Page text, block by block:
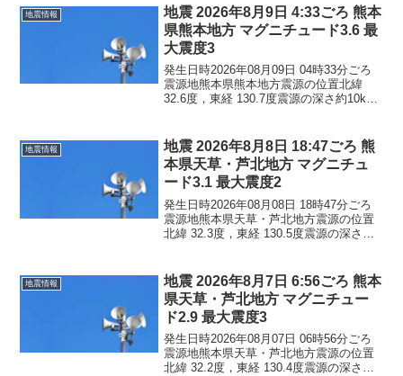
はありません。震度4熊本県...
地震情報
地震 2026年8月9日 4:33ごろ 熊本
県熊本地方 マグニチュード3.6 最
大震度3
発生日時2026年08月09日 04時33分ごろ
震源地熊本県熊本地方震源の位置北緯
32.6度，東経 130.7度震源の深さ約10km
りません。震度3熊本県宇城市...
地震情報
地震 2026年8月8日 18:47ごろ 熊
本県天草・芦北地方 マグニチュ
ード3.1 最大震度2
発生日時2026年08月08日 18時47分ごろ
震源地熊本県天草・芦北地方震源の位置
北緯 32.3度，東経 130.5度震源の深さ約
はありません。震度2熊本県...
地震情報
地震 2026年8月7日 6:56ごろ 熊本
県天草・芦北地方 マグニチュー
ド2.9 最大震度3
発生日時2026年08月07日 06時56分ごろ
震源地熊本県天草・芦北地方震源の位置
北緯 32.2度，東経 130.4度震源の深さ約